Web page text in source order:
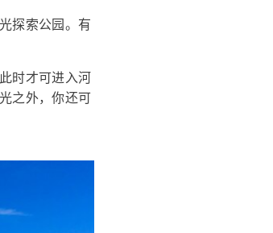
探索公园。有
时才可进入河
之外，你还可